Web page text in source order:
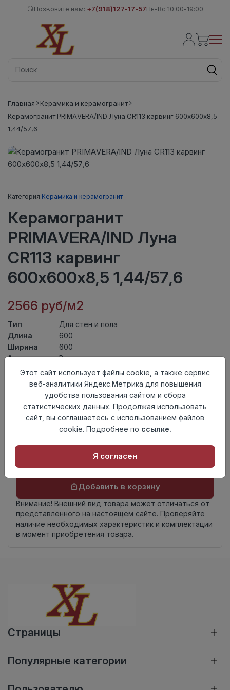
Позвоните нам: +7(918)127-17-57Пн-Вс 10:00-19:00
Главная
Керамика и керамогранит
Керамогранит PRIMAVERA/IND Луна CR113 карвинг 600х600х8,5
1,44/57,6
Категория:Керамика и керамогранит
Керамогранит
PRIMAVERA/IND Луна
CR113 карвинг
600х600х8,5 1,44/57,6
2566 руб/м2
Тип
Для стен и пола
Длина
600
Ширина
600
АктуальностьВыведен из ассортимента
Товарная
группа
Керамогранит
8,5
Поверхность карвинг
Страна
происхождения
Индия
комплекта
Осталось111 шт
Добавить в корзину
Внимание! Внешний вид товара может отличаться от
представленного на настоящем сайте. Проверяйте
наличие необходимых характеристик и комплектации
в момент приобретения товара.
Страницы
Популярные категории
Этот сайт использует файлы cookie, а также сервис
веб-аналитики Яндекс.Метрика для повышения
удобства пользования сайтом и сбора
статистических данных. Продолжая использовать
сайт, вы соглашаетесь с использованием файлов
cookie. Подробнее по ссылке.
Я согласен